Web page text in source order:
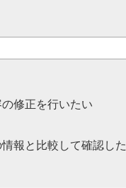
修正を行いたい
報と比較して確認した